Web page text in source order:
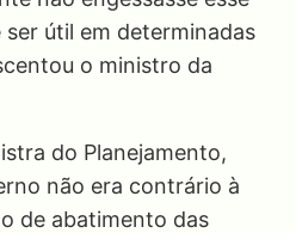
útil em determinadas
o ministro da
do Planejamento,
não era contrário à
de abatimento das